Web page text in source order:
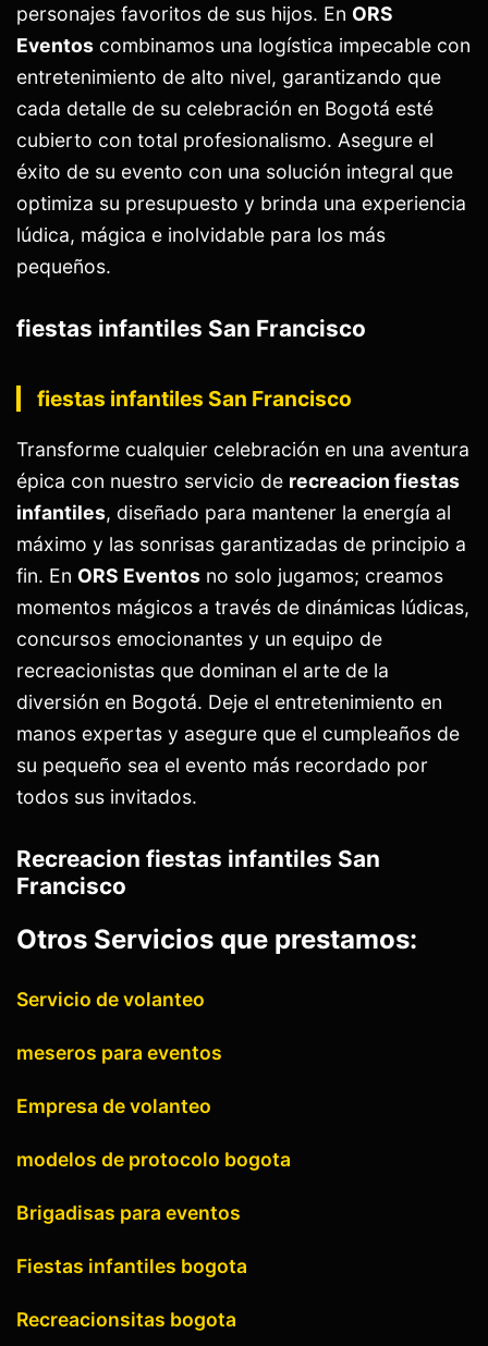
personajes favoritos de sus hijos. En ORS
Eventos combinamos una logística impecable con
entretenimiento de alto nivel, garantizando que
cada detalle de su celebración en Bogotá esté
cubierto con total profesionalismo. Asegure el
éxito de su evento con una solución integral que
optimiza su presupuesto y brinda una experiencia
lúdica, mágica e inolvidable para los más
pequeños.
fiestas infantiles San Francisco
fiestas infantiles San Francisco
Transforme cualquier celebración en una aventura
épica con nuestro servicio de recreacion fiestas
infantiles, diseñado para mantener la energía al
máximo y las sonrisas garantizadas de principio a
fin. En ORS Eventos no solo jugamos; creamos
momentos mágicos a través de dinámicas lúdicas,
concursos emocionantes y un equipo de
recreacionistas que dominan el arte de la
diversión en Bogotá. Deje el entretenimiento en
manos expertas y asegure que el cumpleaños de
su pequeño sea el evento más recordado por
todos sus invitados.
Recreacion fiestas infantiles San
Francisco
Otros Servicios que prestamos:
Servicio de volanteo
meseros para eventos
Empresa de volanteo
modelos de protocolo bogota
Brigadisas para eventos
Fiestas infantiles bogota
Recreacionsitas bogota